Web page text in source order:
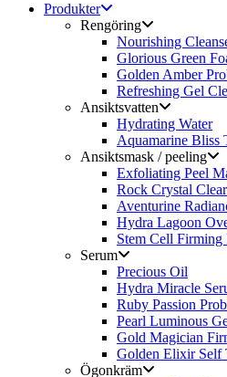
Produkter
Rengöring
Nourishing
Glorious Green
Golden Amber
Refreshing Gel
Ansiktsvatten
Hydrating Water
Aquamarine Bliss
Ansiktsmask / peeling
Exfoliating Peel
Rock Crystal
Aventurine
Hydra Lagoon
Stem Cell
Serum
Precious Oil
Hydra Miracle
Ruby Passion
Pearl Luminous
Gold Magician
Golden Elixir Self
Ögonkräm